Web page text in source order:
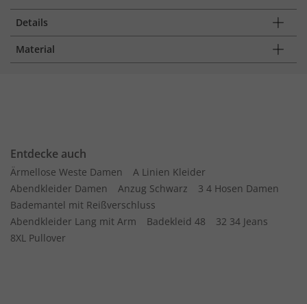
Details
Material
Entdecke auch
Ärmellose Weste Damen
A Linien Kleider
Abendkleider Damen
Anzug Schwarz
3 4 Hosen Damen
Bademantel mit Reißverschluss
Abendkleider Lang mit Arm
Badekleid 48
32 34 Jeans
8XL Pullover